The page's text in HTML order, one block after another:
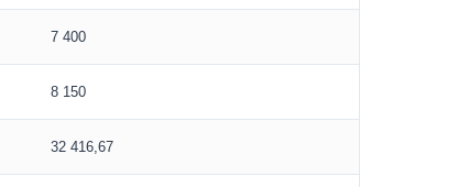
7 400
8 150
32 416,67